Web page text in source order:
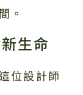
。
生命
位設計師